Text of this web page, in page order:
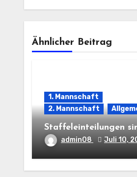
Ähnlicher Beitrag
1. Mannschaft
2. Mannschaft
Staffeleinteilungen
admin08 Juli 10,